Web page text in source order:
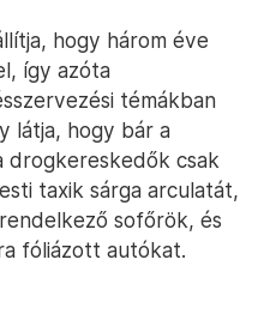
hogy három éve
így azóta
témákban
látja, hogy bár a
drogkereskedők csak
taxik sárga arculatát,
sofőrök, és
fóliázott autókat.